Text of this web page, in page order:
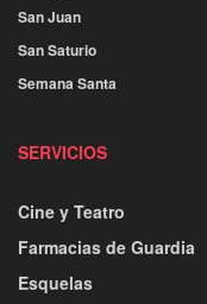
San Juan
San Saturio
Semana Santa
SERVICIOS
Cine y Teatro
Farmacias de Guardia
Esquelas